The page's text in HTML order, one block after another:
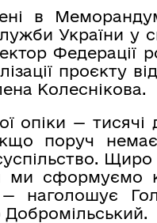
в
України у
Федерації
проєкту
Колеснікова.
опіки —
поруч
Щиро
ми сформуємо
— наголошує
Добромільський.